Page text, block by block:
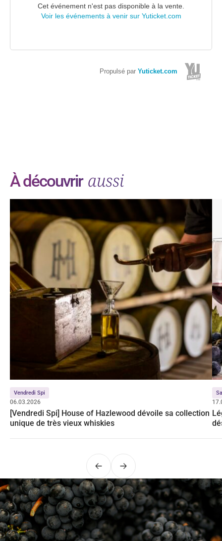
À découvrir aussi
Vendredi Spi
06.03.2026
[Vendredi Spi] House of Hazlewood dévoile sa collection
unique de très vieux whiskies
PrécédentSuivant